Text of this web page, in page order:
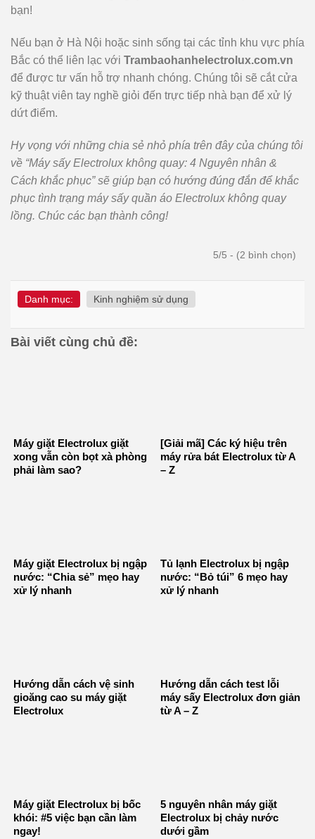
bạn!
Nếu bạn ở Hà Nội hoặc sinh sống tại các tỉnh khu vực phía
Bắc có thể liên lạc với Trambaohanhelectrolux.com.vn
để được tư vấn hỗ trợ nhanh chóng. Chúng tôi sẽ cắt cửa
kỹ thuật viên tay nghề giỏi đến trực tiếp nhà bạn để xử lý
dứt điểm.
Hy vọng với những chia sẻ nhỏ phía trên đây của chúng tôi
về “Máy sấy Electrolux không quay: 4 Nguyên nhân &
Cách khắc phục” sẽ giúp bạn có hướng đúng đắn để khắc
phục tình trạng máy sấy quần áo Electrolux không quay
lồng. Chúc các bạn thành công!
5/5 - (2 bình chọn)
Danh mục: Kinh nghiệm sử dụng
Bài viết cùng chủ đề:
Máy giặt Electrolux giặt
xong vẫn còn bọt xà phòng
phải làm sao?
[Giải mã] Các ký hiệu trên
máy rửa bát Electrolux từ A
– Z
Máy giặt Electrolux bị ngập
nước: “Chia sẻ” mẹo hay
xử lý nhanh
Tủ lạnh Electrolux bị ngập
nước: “Bỏ túi” 6 mẹo hay
xử lý nhanh
Hướng dẫn cách vệ sinh
gioăng cao su máy giặt
Electrolux
Hướng dẫn cách test lỗi
máy sấy Electrolux đơn giản
từ A – Z
Máy giặt Electrolux bị bốc
khói: #5 việc bạn cần làm
ngay!
5 nguyên nhân máy giặt
Electrolux bị chảy nước
dưới gầm